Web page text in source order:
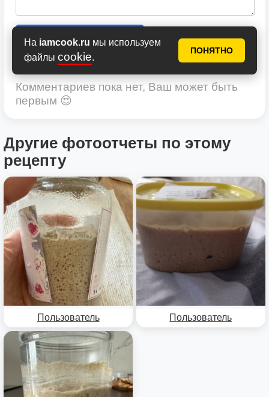
На iamcook.ru мы используем
файлы cookie.
ПОНЯТНО
Добавить комментарий
Комментариев пока нет, Ваш может быть
первым 😍
Другие фотоотчеты по этому
рецепту
Пользователь Пользователь